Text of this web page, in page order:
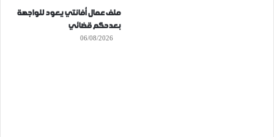
ملف عمال أفانتي يعود للواجهة
بعدحكم قضائي
06/08/2026